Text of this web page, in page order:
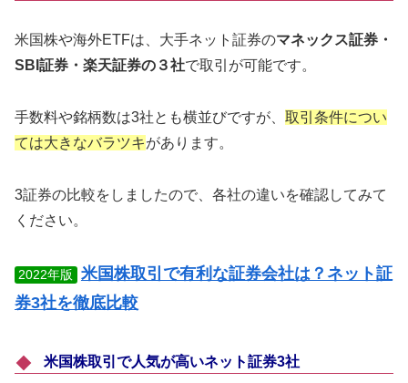
米国株や海外ETFは、大手ネット証券のマネックス証券・
SBI証券・楽天証券の３社で取引が可能です。
手数料や銘柄数は3社とも横並びですが、 取引条件につい
ては大きなバラツキがあります。
3証券の比較をしましたので、各社の違いを確認してみて
ください。
2022年版
米国株取引で有利な証券会社は？ネット証
券3社を徹底比較
米国株取引で人気が高いネット証券3社